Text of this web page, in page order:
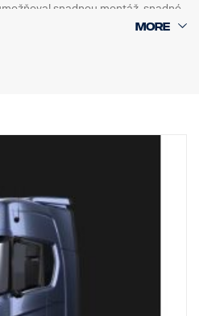
snadnou montáž, snadné
tažné tyče, protože spodní
bez použití nářadí.
je vhodný také pro 40mm
verzi, p/n 3240794.
ocelové nárazníky „XT“.
pro montáž, držák loga, 8 ks